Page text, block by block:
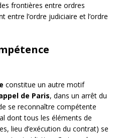
frontières entre ordres
entre l’ordre judiciaire et l’ordre
constitue un autre motif
de Paris, dans un arrêt du
se reconnaître compétente
dont tous les éléments de
lieu d’exécution du contrat) se